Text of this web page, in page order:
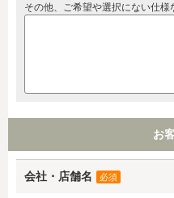
その他、ご希望や選択にない仕様
お
会社・店舗名 必須